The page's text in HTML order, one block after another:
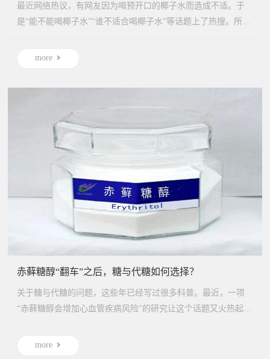
最近网络热议，有网友因为喝预开口的椰子水而造成不适。于
是“能不能喝椰子水”“谁不适合喝椰子水”等话题上了热搜。所谓
more
赤藓糖醇“翻车”之后，糖与代糖如何选择？
关于糖与代糖的问题，这些年已经写过很多科普。最近，一项
“赤藓糖醇会增加心血管疾病风险”的研究让这个话题又火热起
more